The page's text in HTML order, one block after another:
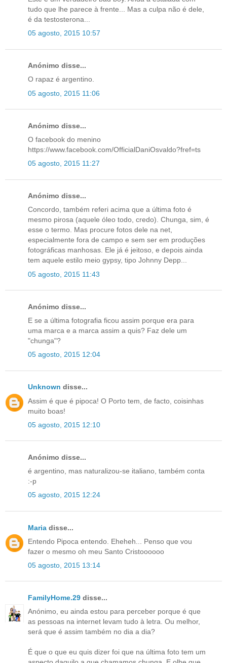
tudo que lhe parece à frente... Mas a culpa não é dele,
é da testosterona...
05 agosto, 2015 10:57
Anónimo disse...
O rapaz é argentino.
05 agosto, 2015 11:06
Anónimo disse...
O facebook do menino
https://www.facebook.com/OfficialDaniOsvaldo?fref=ts
05 agosto, 2015 11:27
Anónimo disse...
Concordo, também referi acima que a última foto é
mesmo pirosa (aquele óleo todo, credo). Chunga, sim, é
esse o termo. Mas procure fotos dele na net,
especialmente fora de campo e sem ser em produções
fotográficas manhosas. Ele já é jeitoso, e depois ainda
tem aquele estilo meio gypsy, tipo Johnny Depp...
05 agosto, 2015 11:43
Anónimo disse...
E se a última fotografia ficou assim porque era para
uma marca e a marca assim a quis? Faz dele um
"chunga"?
05 agosto, 2015 12:04
Unknown disse...
Assim é que é pipoca! O Porto tem, de facto, coisinhas
muito boas!
05 agosto, 2015 12:10
Anónimo disse...
é argentino, mas naturalizou-se italiano, também conta
:-p
05 agosto, 2015 12:24
Maria disse...
Entendo Pipoca entendo. Eheheh... Penso que vou
fazer o mesmo oh meu Santo Cristoooooo
05 agosto, 2015 13:14
FamilyHome.29 disse...
Anónimo, eu ainda estou para perceber porque é que
as pessoas na internet levam tudo à letra. Ou melhor,
será que é assim também no dia a dia?
É que o que eu quis dizer foi que na última foto tem um